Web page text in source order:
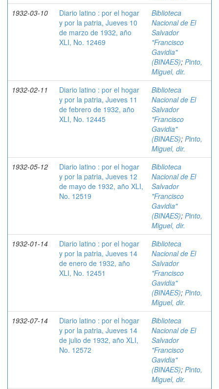
1932-03-10
Diario latino : por el hogar
y por la patria, Jueves 10
de marzo de 1932, año
XLI, No. 12469
Biblioteca
Nacional de El
Salvador
"Francisco
Gavidia"
(BINAES); Pinto,
Miguel, dir.
1932-02-11
Diario latino : por el hogar
y por la patria, Jueves 11
de febrero de 1932, año
XLI, No. 12445
Biblioteca
Nacional de El
Salvador
"Francisco
Gavidia"
(BINAES); Pinto,
Miguel, dir.
1932-05-12
Diario latino : por el hogar
y por la patria, Jueves 12
de mayo de 1932, año XLI,
No. 12519
Biblioteca
Nacional de El
Salvador
"Francisco
Gavidia"
(BINAES); Pinto,
Miguel, dir.
1932-01-14
Diario latino : por el hogar
y por la patria, Jueves 14
de enero de 1932, año
XLI, No. 12451
Biblioteca
Nacional de El
Salvador
"Francisco
Gavidia"
(BINAES); Pinto,
Miguel, dir.
1932-07-14
Diario latino : por el hogar
y por la patria, Jueves 14
de julio de 1932, año XLI,
No. 12572
Biblioteca
Nacional de El
Salvador
"Francisco
Gavidia"
(BINAES); Pinto,
Miguel, dir.